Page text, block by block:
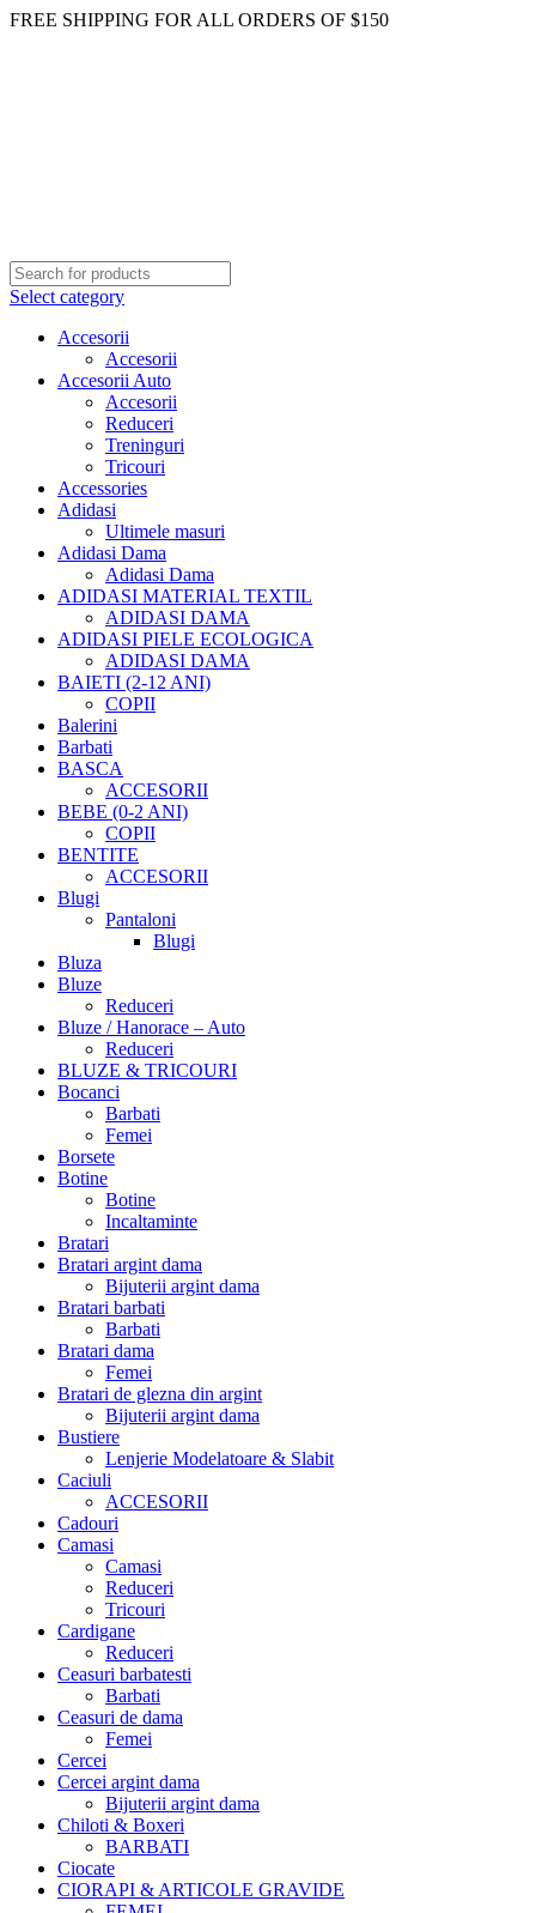
FREE SHIPPING FOR ALL ORDERS OF $150
Select category
Accesorii
Accesorii
Accesorii Auto
Accesorii
Reduceri
Treninguri
Tricouri
Accessories
Adidasi
Ultimele masuri
Adidasi Dama
Adidasi Dama
ADIDASI MATERIAL TEXTIL
ADIDASI DAMA
ADIDASI PIELE ECOLOGICA
ADIDASI DAMA
BAIETI (2-12 ANI)
COPII
Balerini
Barbati
BASCA
ACCESORII
BEBE (0-2 ANI)
COPII
BENTITE
ACCESORII
Blugi
Pantaloni
Blugi
Bluza
Bluze
Reduceri
Bluze / Hanorace – Auto
Reduceri
BLUZE & TRICOURI
Bocanci
Barbati
Femei
Borsete
Botine
Botine
Incaltaminte
Bratari
Bratari argint dama
Bijuterii argint dama
Bratari barbati
Barbati
Bratari dama
Femei
Bratari de glezna din argint
Bijuterii argint dama
Bustiere
Lenjerie Modelatoare & Slabit
Caciuli
ACCESORII
Cadouri
Camasi
Camasi
Reduceri
Tricouri
Cardigane
Reduceri
Ceasuri barbatesti
Barbati
Ceasuri de dama
Femei
Cercei
Cercei argint dama
Bijuterii argint dama
Chiloti & Boxeri
BARBATI
Ciocate
CIORAPI & ARTICOLE GRAVIDE